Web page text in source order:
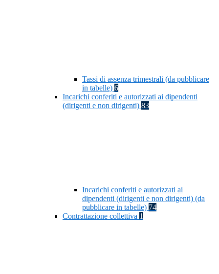
Tassi di assenza trimestrali (da pubblicare
in tabelle) 6
Incarichi conferiti e autorizzati ai dipendenti
(dirigenti e non dirigenti) 83
Incarichi conferiti e autorizzati ai
dipendenti (dirigenti e non dirigenti) (da
pubblicare in tabelle) 74
Contrattazione collettiva 1